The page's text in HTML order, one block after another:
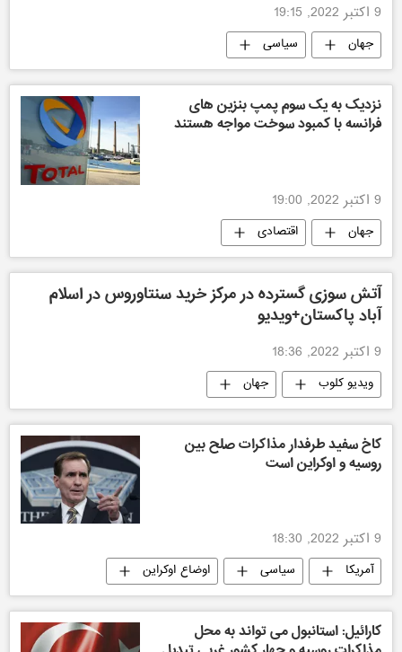
9 اکتبر 2022, 19:15
جهان سیاسی
نزدیک به یک سوم پمپ بنزین های
فرانسه با کمبود سوخت مواجه هستند
9 اکتبر 2022, 19:00
جهان اقتصادی
آتش سوزی گسترده در مرکز خرید سنتاوروس در اسلام
آباد پاکستان+ویدیو
9 اکتبر 2022, 18:36
ویدیو کلوب جهان
کاخ سفید طرفدار مذاکرات صلح بین
روسیه و اوکراین است
9 اکتبر 2022, 18:30
آمریکا سیاسی اوضاع اوکراین
کارائیل: استانبول می تواند به محل